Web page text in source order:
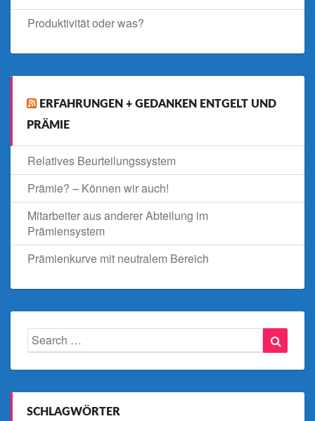
Produktivität oder was?
ERFAHRUNGEN + GEDANKEN ENTGELT UND
PRÄMIE
Relatives Beurteilungssystem
Prämie? – Können wir auch!
Mitarbeiter aus anderer Abteilung im
Prämiensystem
Prämienkurve mit neutralem Bereich
Search
for:
SCHLAGWÖRTER